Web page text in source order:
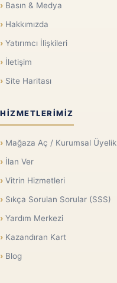
Basın & Medya
Hakkımızda
Yatırımcı İlişkileri
İletişim
Site Haritası
HIZMETLERIMIZ
Mağaza Aç / Kurumsal Üyelik
İlan Ver
Vitrin Hizmetleri
Sıkça Sorulan Sorular (SSS)
Yardım Merkezi
Kazandıran Kart
Blog